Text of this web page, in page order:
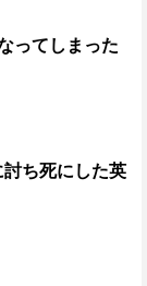
ってしまった
ち死にした英